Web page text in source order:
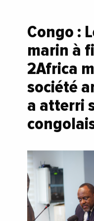
Congo :
marin à
2Africa
société
a atterri